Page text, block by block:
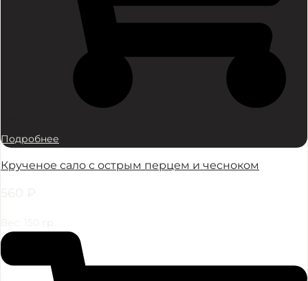
Подробнее
Крученое сало с острым перцем и чесноком
560 ₽
Вес: 150 гр.